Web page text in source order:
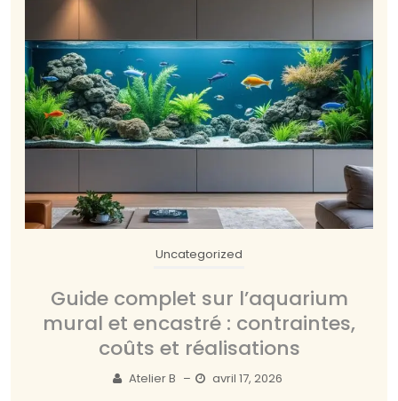
Uncategorized
Guide complet sur l’aquarium
mural et encastré : contraintes,
coûts et réalisations
Atelier B – avril 17, 2026